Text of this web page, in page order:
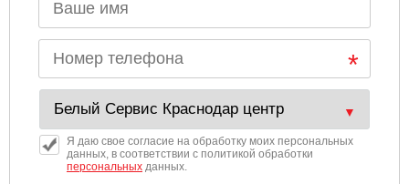
Я даю свое согласие на обработку моих персональных
данных, в соответствии с политикой обработки
персональныхданных.